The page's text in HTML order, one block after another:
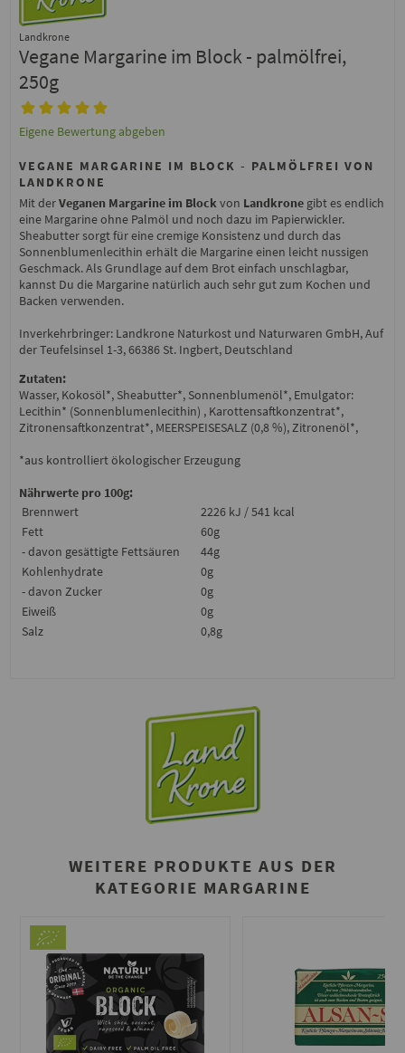
Landkrone
Vegane Margarine im Block - palmölfrei,
250g
Eigene Bewertung abgeben
VEGANE MARGARINE IM BLOCK - PALMÖLFREI VON
LANDKRONE
Mit derVeganen Margarine im Blockvon Landkrone gibt es endlich
eine Margarine ohne Palmöl und noch dazu im Papierwickler.
Sheabutter sorgt für eine cremige Konsistenz und durch das
Sonnenblumenlecithin erhält die Margarine einen leicht nussigen
Geschmack. Als Grundlage auf dem Brot einfach unschlagbar,
kannst Du die Margarine natürlich auch sehr gut zum Kochen und
Backen verwenden.
Inverkehrbringer: Landkrone Naturkost und Naturwaren GmbH, Auf
der Teufelsinsel 1-3, 66386 St. Ingbert, Deutschland
Zutaten:
Wasser, Kokosöl*, Sheabutter*, Sonnenblumenöl*, Emulgator:
Lecithin* (Sonnenblumenlecithin) , Karottensaftkonzentrat*,
Zitronensaftkonzentrat*, MEERSPEISESALZ (0,8 %), Zitronenöl*,
*aus kontrolliert ökologischer Erzeugung
Nährwerte pro 100g:
Brennwert
2226 kJ / 541 kcal
Fett
60g
- davon gesättigte Fettsäuren
44g
Kohlenhydrate
0g
- davon Zucker
0g
Eiweiß
0g
Salz
0,8g
WEITERE PRODUKTE AUS DER
KATEGORIE MARGARINE